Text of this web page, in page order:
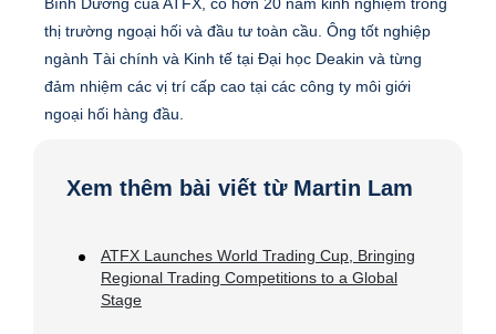
thị trường ngoại hối và đầu tư toàn cầu. Ông tốt nghiệp
ngành Tài chính và Kinh tế tại Đại học Deakin và từng
đảm nhiệm các vị trí cấp cao tại các công ty môi giới
ngoại hối hàng đầu.
Xem thêm bài viết từ Martin Lam
ATFX Launches World Trading Cup, Bringing
Regional Trading Competitions to a Global
Stage